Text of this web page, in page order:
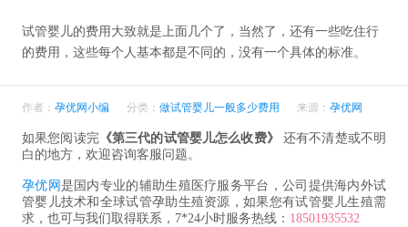
试管婴儿的费用大致就是上面几个了，当然了，还有一些吃住行
的费用，这些每个人基本都是不同的，没有一个具体的标准。
作者： 孕优网小编 分类： 做试管婴儿一般多少费用 来源： 孕优网
如果您阅读完《第三代的试管婴儿怎么收费》
还有不清楚或不明
白的地方，欢迎咨询客服问题。
孕优网 是国内专业的辅助生殖医疗服务平台，公司提供海内外试
管婴儿技术和全球试管孕助生殖资源，如果您有试管婴儿生殖需
求，也可与我们取得联系，7*24小时服务热线： 18501935532